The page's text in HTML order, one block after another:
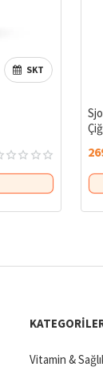
SKT
Vitamin &